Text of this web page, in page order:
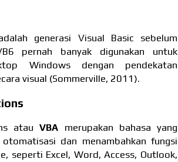
generasi Visual Basic sebelum
pernah banyak digunakan untuk
Windows dengan pendekatan
visual (Sommerville, 2011).
atauVBA merupakan bahasa yang
dan menambahkan fungsi
seperti Excel, Word, Access, Outlook,